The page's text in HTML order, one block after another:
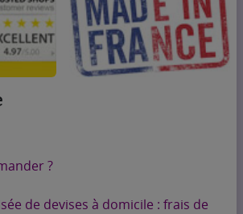
?
de devises à domicile : frais de